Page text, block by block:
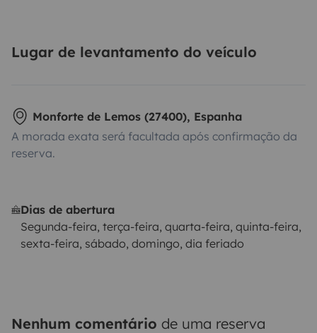
Lugar de levantamento do veículo
Monforte de Lemos (27400), Espanha
A morada exata será facultada após confirmação da
reserva.
Dias de abertura
Segunda-feira, terça-feira, quarta-feira, quinta-feira,
sexta-feira, sábado, domingo, dia feriado
Nenhum comentário de uma reserva